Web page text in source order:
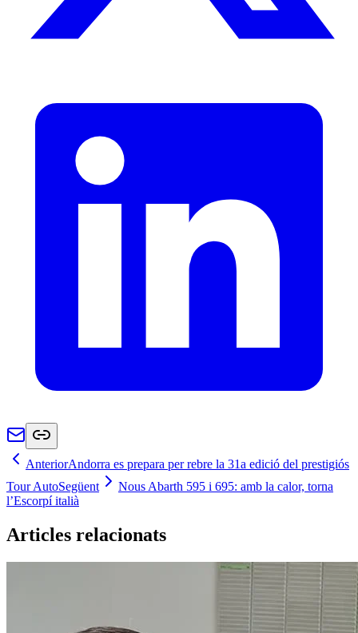
AnteriorAndorra es prepara per rebre la 31a edició del prestigiós
Tour AutoSegüent
Nous Abarth 595 i 695: amb la calor, torna
l’Escorpí italià
Articles relacionats